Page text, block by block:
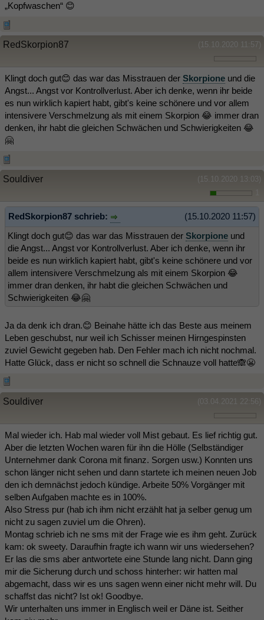
„Kopfwaschen“ 😊
(15.10.2020 11:57)
RedSkorpion87
Klingt doch gut😊 das war das Misstrauen der Skorpione und die
Angst... Angst vor Kontrollverlust. Aber ich denke, wenn ihr beide
es nun wirklich kapiert habt, gibt's keine schönere und vor allem
intensivere Verschmelzung als mit einem Skorpion 😂 immer dran
denken, ihr habt die gleichen Schwächen und Schwierigkeiten 😂
🤗
(15.10.2020 13:03)
Souldiver
(15.10.2020 11:57)
RedSkorpion87 schrieb:
Klingt doch gut😊 das war das Misstrauen der Skorpione und
die Angst... Angst vor Kontrollverlust. Aber ich denke, wenn ihr
beide es nun wirklich kapiert habt, gibt's keine schönere und vor
allem intensivere Verschmelzung als mit einem Skorpion 😂
immer dran denken, ihr habt die gleichen Schwächen und
Schwierigkeiten 😂🤗
Ja da denk ich dran.😊 Beinahe hätte ich das Beste aus meinem
Leben geschubst, nur weil ich Schisser meinen Hirngespinsten
zuviel Gewicht gegeben hab. Den Fehler mach ich nicht nochmal.
Hatte Glück, dass er nicht so schnell die Schnauze voll hatte🙈😬
(03.04.2021 22:56)
Souldiver
Mal wieder ich. Hab mal wieder voll Mist gebaut. Es lief richtig gut.
Aber die letzten Wochen waren für ihn die Hölle (Selbständiger
Unternehmer dank Corona mit finanz. Sorgen usw.) Konnten uns
schon länger nicht sehen und dann startete ich meinen neuen Job
den ich demnächst jedoch kündige. Arbeite 50% Vorgänger mit
selben Aufgaben machte es in 100%.
Also Stress pur (hab ich ihm nicht erzählt hat ja selber genug um
nicht zu sagen zuviel um die Ohren).
Montag schrieb ich ne sms mit der Frage wie es ihm geht. Zurück
kam: ok sweety. Daraufhin fragte ich wann wir uns wiedersehen?
Er las die sms aber antwortete eine Stunde lang nicht. Dann ging
mir die Sicherung durch und schoss hinterher: wir hatten mal
abgemacht, dass wir es uns sagen wenn einer nicht mehr will. Du
schaffst das nicht? Ist ok! Goodbye.
Wir unterhalten uns immer in Englisch weil er Däne ist. Seither